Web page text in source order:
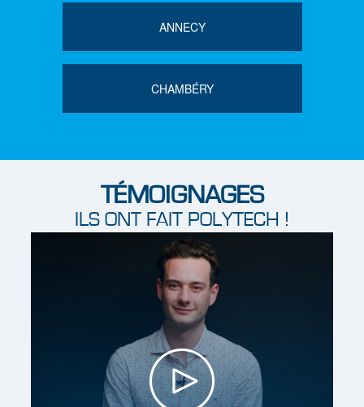
Ils ont fait Polytech
Visite virtuelle
ANNECY
CHAMBÉRY
TÉMOIGNAGES
ILS ONT FAIT POLYTECH !